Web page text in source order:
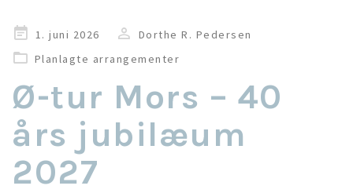
Udgivet
i
1. juni 2026
Dorthe R. Pedersen
Planlagte arrangementer
Ø-tur Mors – 40
års jubilæum
2027